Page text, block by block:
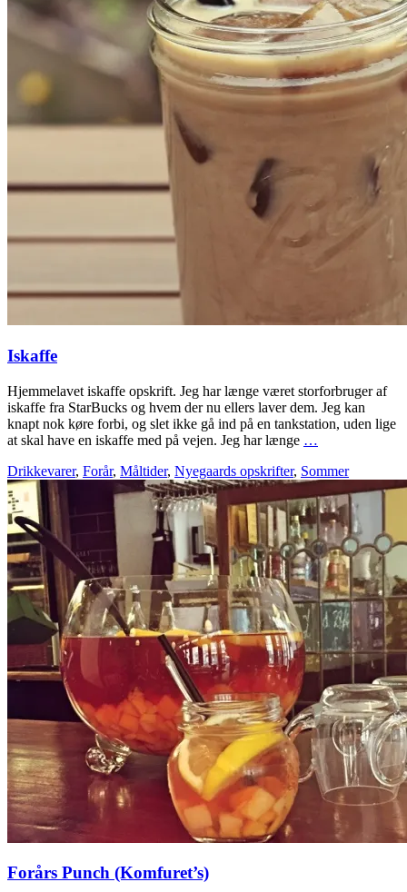
Iskaffe
Hjemmelavet iskaffe opskrift. Jeg har længe været storforbruger af
iskaffe fra StarBucks og hvem der nu ellers laver dem. Jeg kan
knapt nok køre forbi, og slet ikke gå ind på en tankstation, uden lige
at skal have en iskaffe med på vejen. Jeg har længe …
Drikkevarer, Forår, Måltider, Nyegaards opskrifter, Sommer
Forårs Punch (Komfuret’s)